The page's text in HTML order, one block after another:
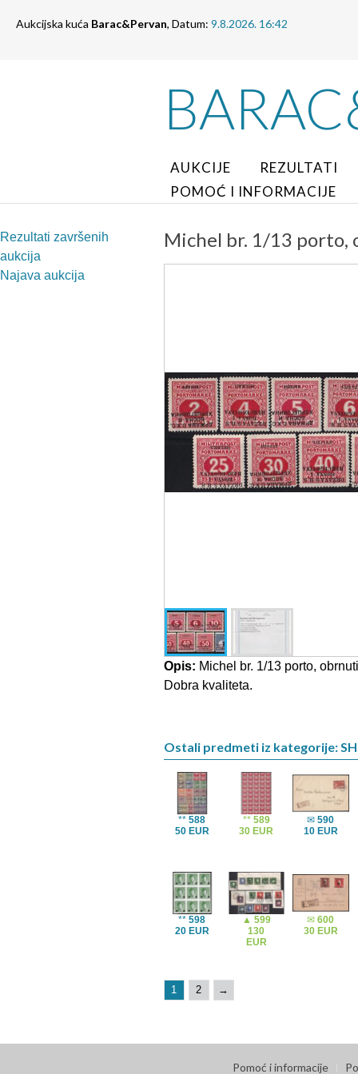
Aukcijska kuća Barac&Pervan, Datum: 9.8.2026. 16:42
AUKCIJE
REZULTATI
POMOĆ I INFORMACIJE
Rezultati završenih
aukcija
Najava aukcija
Michel br. 1/13
Opis: Michel br. 1/13 porto,
Dobra kvaliteta.
Ostali predmeti iz kategorije:
**588
50 EUR
** 589
30 EUR
✉590
10 EUR
**598
20 EUR
▲ 599
130
EUR
✉600
30 EUR
1 2 →
Pomoć i informacije